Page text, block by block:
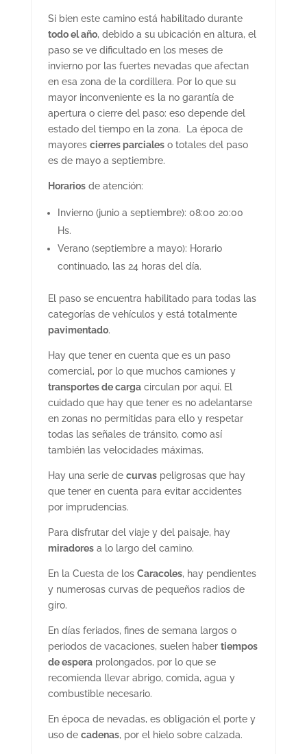
Si bien este camino está habilitado durante
todo el año, debido a su ubicación en altura, el
paso se ve dificultado en los meses de
invierno por las fuertes nevadas que afectan
en esa zona de la cordillera. Por lo que su
mayor inconveniente es la no garantía de
apertura o cierre del paso: eso depende del
estado del tiempo en la zona. La época de
mayores cierres parcialeso totales del paso
es de mayo a septiembre.
Horariosde atención:
Invierno (junio a septiembre): 08:00 20:00
Hs.
Verano (septiembre a mayo): Horario
continuado, las 24 horas del día.
El paso se encuentra habilitado para todas las
categorías de vehículos y está totalmente
pavimentado.
Hay que tener en cuenta que es un paso
comercial, por lo que muchos camiones y
transportes de cargacirculan por aquí. El
cuidado que hay que tener es no adelantarse
en zonas no permitidas para ello y respetar
todas las señales de tránsito, como así
también las velocidades máximas.
Hay una serie de curvaspeligrosas que hay
que tener en cuenta para evitar accidentes
por imprudencias.
Para disfrutar del viaje y del paisaje, hay
miradoresa lo largo del camino.
En la Cuesta de los Caracoles, hay pendientes
y numerosas curvas de pequeños radios de
giro.
En días feriados, fines de semana largos o
periodos de vacaciones, suelen haber tiempos
de esperaprolongados, por lo que se
recomienda llevar abrigo, comida, agua y
combustible necesario.
En época de nevadas, es obligación el porte y
uso de cadenas, por el hielo sobre calzada.